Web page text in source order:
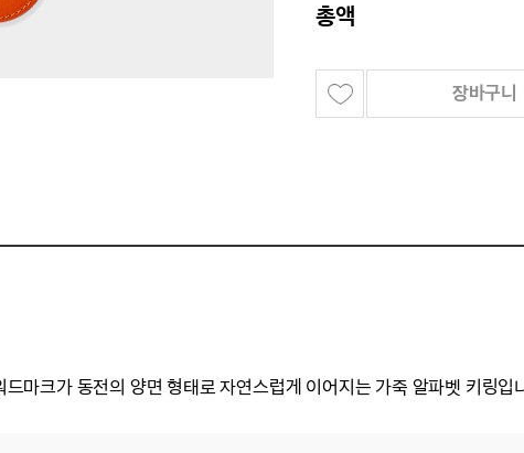
총액
장바구니
마크가 동전의 양면 형태로 자연스럽게 이어지는 가죽 알파벳 키링입